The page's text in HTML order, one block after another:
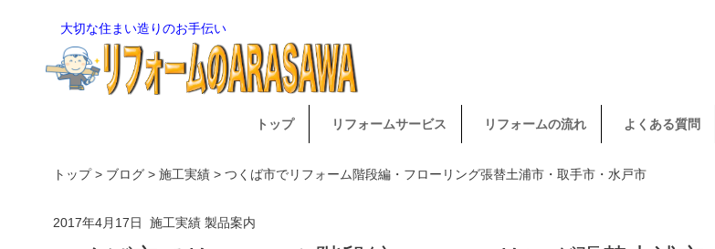
大切な住まい造りのお手伝い
トップ リフォームサービス リフォームの流れ よくある質問
トップ> ブログ > 施工実績 > つくば市でリフォーム階段編・フローリング張替土浦市・取手市・水戸市
2017年4月17日 施工実績 製品案内